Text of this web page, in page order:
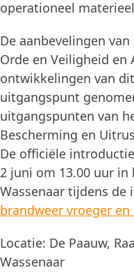
operationeel
De aanbevelingen
Orde en Veiligheid
ontwikkelingen van
uitgangspunt
uitgangspunten van
Bescherming en
De officiële
2 juni om 13.00 uur
Wassenaar tijdens de
brandweer vroeger en
Locatie: De Paauw,
Wassenaar